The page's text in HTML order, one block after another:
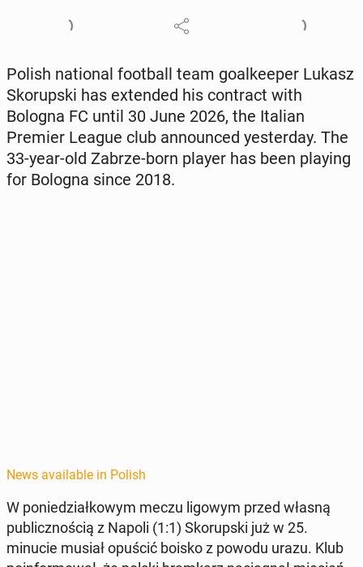
Polish na­tion­al foot­ball team goal­keep­er Lukasz
Sko­rup­s­ki has ex­tend­ed his con­tract with
Bologna FC until 30 June 2026, the Italian
Premier League club an­nounced yes­ter­day. The
33-year-old Zabrze-born player has been playing
for Bologna since 2018.
News available in Polish
W poniedzi­ałkowym meczu ligowym przed własną
pub­licznoś­cią z Napoli (1:1) Sko­rup­s­ki już w 25.
minucie musiał opuścić boisko z powodu urazu. Klub